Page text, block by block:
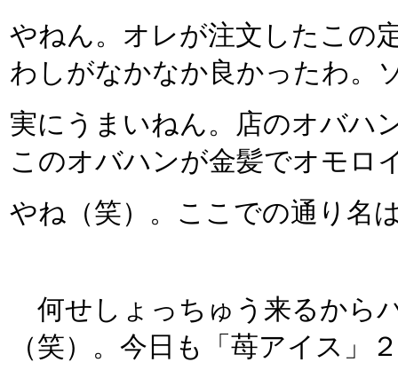
やねん。オレが注文したこの
わしがなかなか良かったわ。
実にうまいねん。店のオバハ
このオバハンが金髪でオモロ
やね（笑）。ここでの通り名
何せしょっちゅう来るから
（笑）。今日も「苺アイス」